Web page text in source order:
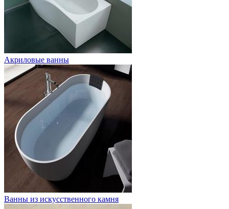
Акриловые ванны
Ванны из искусственного камня